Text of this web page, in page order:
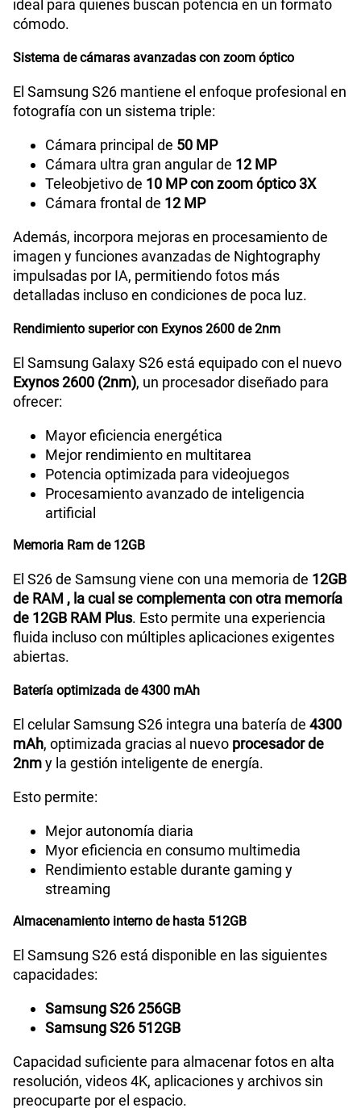
Lector de Huella Si
ideal para quienes buscan potencia en un formato
cómodo.
Sistema de cámaras avanzadas con zoom óptico
El Samsung S26 mantiene el enfoque profesional en
fotografía con un sistema triple:
Cámara principal de 50 MP
Cámara ultra gran angular de 12 MP
Teleobjetivo de 10 MP con zoom óptico 3X
Cámara frontal de 12 MP
Además, incorpora mejoras en procesamiento de
imagen y funciones avanzadas de Nightography
impulsadas por IA, permitiendo fotos más
detalladas incluso en condiciones de poca luz.
Rendimiento superior con Exynos 2600 de 2nm
El Samsung Galaxy S26 está equipado con el nuevo
Exynos 2600 (2nm), un procesador diseñado para
ofrecer:
Mayor eficiencia energética
Mejor rendimiento en multitarea
Potencia optimizada para videojuegos
Procesamiento avanzado de inteligencia
artificial
Memoria Ram de 12GB
El S26 de Samsung viene con una memoria de 12GB
de RAM , la cual se complementa con otra memoría
de 12GB RAM Plus. Esto permite una experiencia
fluida incluso con múltiples aplicaciones exigentes
abiertas.
Batería optimizada de 4300 mAh
El celular Samsung S26 integra una batería de 4300
mAh, optimizada gracias al nuevo procesador de
2nmy la gestión inteligente de energía.
Esto permite:
Mejor autonomía diaria
Myor eficiencia en consumo multimedia
Rendimiento estable durante gaming y
streaming
Almacenamiento interno de hasta 512GB
El Samsung S26 está disponible en las siguientes
capacidades:
Samsung S26 256GB
Samsung S26 512GB
Capacidad suficiente para almacenar fotos en alta
resolución, videos 4K, aplicaciones y archivos sin
preocuparte por el espacio.